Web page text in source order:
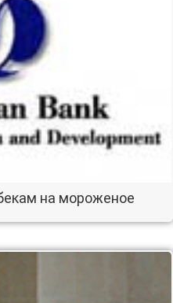
на мороженое